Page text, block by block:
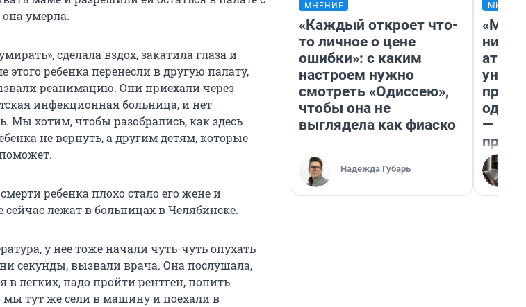
умерла.
сделала вздох, закатила глаза и
этого ребенка перенесли в другую палату,
реанимацию. Они приехали через
инфекционная больница, и нет
Мы хотим, чтобы разобрались, как здесь
не вернуть, а другим детям, которые
ребенка плохо стало его жене и
лежат в больницах в Челябинске.
у нее тоже начали чуть-чуть опухать
секунды, вызвали врача. Она послушала,
в легких, надо пройти рентген, попить
мы тут же сели в машину и поехали в
МНЕНИЕ
«Каждый откроет что-
то личное о цене
ошибки»: с каким
настроем нужно
смотреть «Одиссею»,
чтобы она не
выглядела как фиаско
Надежда Губарь
атаки
—